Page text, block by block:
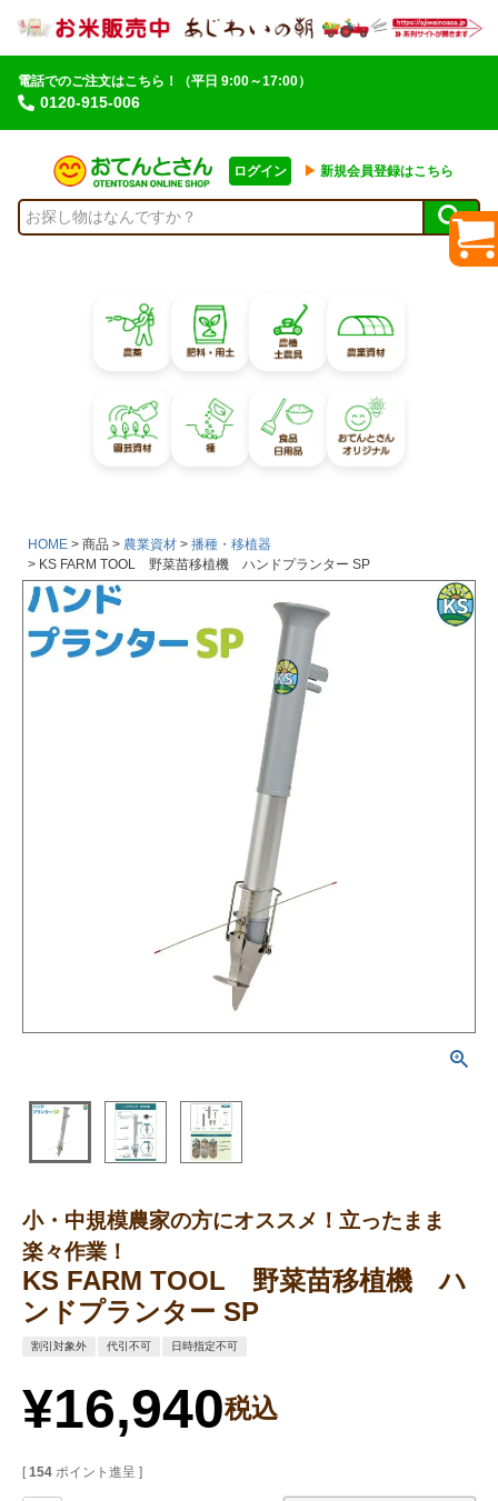
電話でのご注文はこちら！
0120-915-006
（平日 9:00～17:00）
ログイン ▶︎ 新規会員登録はこちら
HOME 商品 農業資材
播種・移植器
KS FARM TOOL 野菜苗移植機 ハンドプランター SP
小・中規模農家の方にオススメ！立ったまま
楽々作業！
KS FARM TOOL 野菜苗移植機 ハ
ンドプランター SP
割引対象外 代引不可 日時指定不可
¥16,940税込
[ 154 ポイント進呈 ]